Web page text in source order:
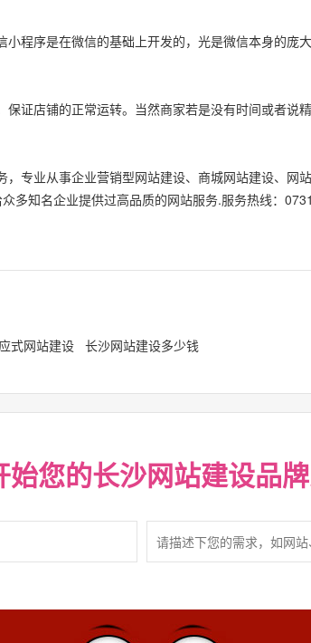
程序是在微信的基础上开发的，光是微信本身的庞
证店铺的正常运转。当然商家若是没有时间或者说
，专业从事企业营销型网站建设、商城网站建设、
多知名企业提供过高品质的网站服务.服务热线：
式网站建设 长沙网站建设多少钱
始您的长沙网站建设品